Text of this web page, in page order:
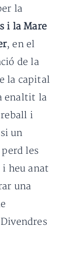
la
i la Mare
, en el
de la
la capital
enaltit la
i
un
les
heu anat
una